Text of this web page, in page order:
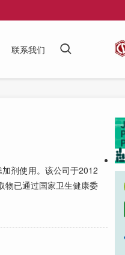
联系我们
剂使用。该公司于2012
物已通过国家卫生健康委